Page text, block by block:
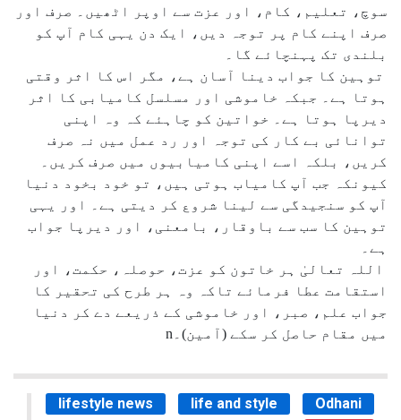
سوچ، تعلیم، کام، اور عزت سے اوپر اٹھیں۔ صرف اور
صرف اپنے کام پر توجہ دیں، ایک دن یہی کام آپ کو
بلندی تک پہنچائے گا۔
توہین کا جواب دینا آسان ہے، مگر اس کا اثر وقتی
ہوتا ہے۔ جبکہ خاموشی اور مسلسل کامیابی کا اثر
دیرپا ہوتا ہے۔ خواتین کو چاہئے کہ وہ اپنی
توانائی بے کار کی توجہ اور رد عمل میں نہ صرف
کریں، بلکہ اسے اپنی کامیابیوں میں صرف کریں۔
کیونکہ جب آپ کامیاب ہوتی ہیں، تو خود بخود دنیا
آپ کو سنجیدگی سے لینا شروع کر دیتی ہے۔ اور یہی
توہین کا سب سے باوقار، بامعنی، اور دیرپا جواب
ہے۔
اللہ تعالیٰ ہر خاتون کو عزت، حوصلہ، حکمت، اور
استقامت عطا فرمائے تاکہ وہ ہر طرح کی تحقیر کا
جواب علم، صبر، اور خاموشی کے ذریعے دے کر دنیا
میں مقام حاصل کر سکے (آمین)۔n
lifestyle news life and style
Odhani